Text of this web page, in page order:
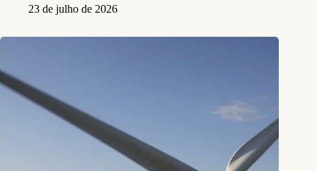
23 de julho de 2026